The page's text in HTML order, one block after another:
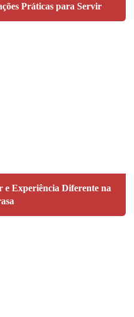
Práticas para Servir
Experiência Diferente na